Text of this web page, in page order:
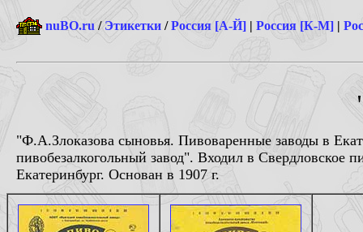
nuBO.ru /Этикетки /Россия [А-Й] | Россия [К-М] |
"Ф.А.Злоказова сыновья. Пивоваренные заводы в
пивобезалкогольный завод". Входил в Свердловское
Екатеринбург. Основан в 1907 г.